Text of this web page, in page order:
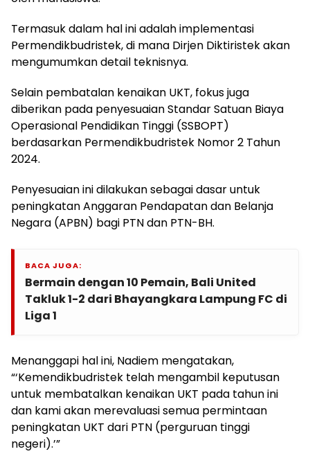
Termasuk dalam hal ini adalah implementasi
Permendikbudristek, di mana Dirjen Diktiristek akan
mengumumkan detail teknisnya.
Selain pembatalan kenaikan UKT, fokus juga
diberikan pada penyesuaian Standar Satuan Biaya
Operasional Pendidikan Tinggi (SSBOPT)
berdasarkan Permendikbudristek Nomor 2 Tahun
2024.
Penyesuaian ini dilakukan sebagai dasar untuk
peningkatan Anggaran Pendapatan dan Belanja
Negara (APBN) bagi PTN dan PTN-BH.
BACA JUGA:
Bermain dengan 10 Pemain, Bali United
Takluk 1-2 dari Bhayangkara Lampung FC di
Liga 1
Menanggapi hal ini, Nadiem mengatakan,
“‘Kemendikbudristek telah mengambil keputusan
untuk membatalkan kenaikan UKT pada tahun ini
dan kami akan merevaluasi semua permintaan
peningkatan UKT dari PTN (perguruan tinggi
negeri).’”